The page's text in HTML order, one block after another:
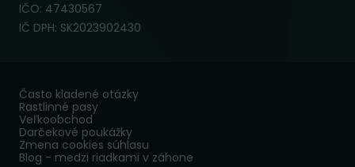
IČO: 47430567
IČ DPH: SK2023902430
Často kladené otázky
Rastlinné pasy
Veľkoobchod
Darčekové poukážky
Zmena cookies súhlasu
Blog - medzi riadkami v záhone